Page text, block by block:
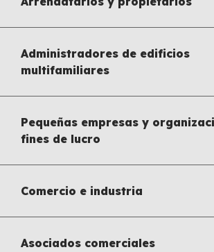
Administradores de edificios
multifamiliares
Pequeñas empresas y
fines de lucro
Comercio e industria
Asociados comerciales